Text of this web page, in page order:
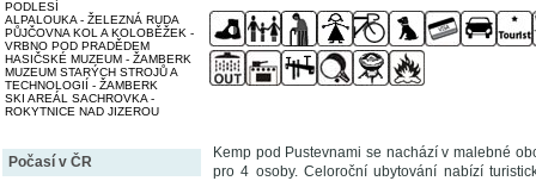
PODLESÍ
ALPALOUKA - ŽELEZNÁ RUDA
PŮJČOVNA KOL A KOLOBĚŽEK -
VRBNO POD PRADĚDEM
HASIČSKÉ MUZEUM - ŽAMBERK
MUZEUM STARÝCH STROJŮ A
TECHNOLOGIÍ - ŽAMBERK
SKI AREÁL SACHROVKA -
ROKYTNICE NAD JIZEROU
Počasí v ČR
Kemp pod Pustevnami se nachází v malebné
pro 4 osoby. Celoroční ubytování nabízí